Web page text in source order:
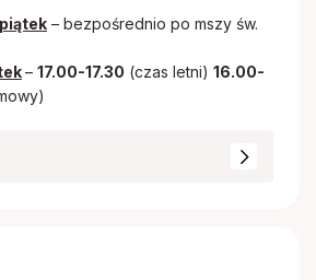
– bezpośrednio po mszy św.
– 17.00-17.30 (czas letni) 16.00-